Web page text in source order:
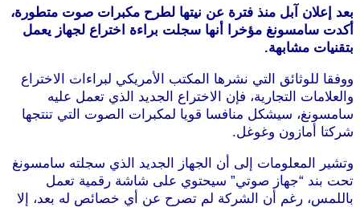
بعد إعلان آبل منذ فترة عن نيتها لطرح مكبرات صوت متطورة،
أكدت سامسونغ مؤخرا أنها سجلت براءة اختراع لجهاز يعمل
بتقنيات مشابهة.
ووفقا للوثائق التي نشرها المكتب الأمريكي لبراءات الاختراع
والعلامات التجارية، فإن الاختراع الجديد الذي تعمل عليه
سامسونغ، سيشكل منافسا قويا لمكبرات الصوت التي تنتجها
شركتا أمازون وغوغل.
وتشير المعلومات إلى أن الجهاز الجديد الذي سجلته سامسونغ
تحت بند “جهاز صوتي” سيحتوي على شاشة رقمية تعمل
باللمس، رغم أن الشركة لم تصرح عن أي خصائص له بعد، إلا